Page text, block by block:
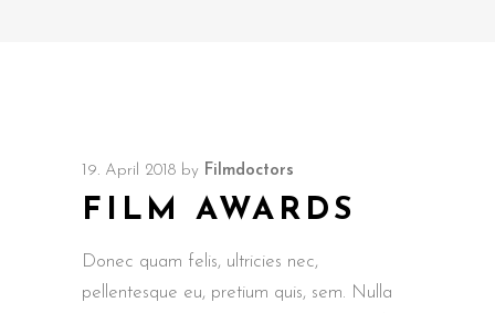
19. April 2018 by Filmdoctors
FILM AWARDS
Donec quam felis, ultricies nec,
pellentesque eu, pretium quis, sem. Nulla